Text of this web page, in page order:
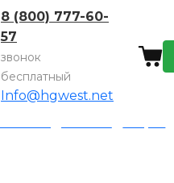
8 (800) 777-60-
57
звонок
бесплатный
Info@hgwest.net